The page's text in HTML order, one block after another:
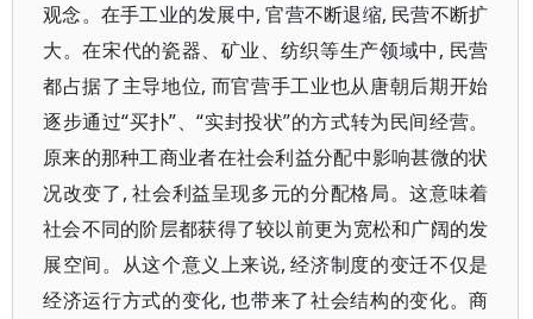
观念。在手工业的发展中, 官营不断退缩, 民营不断扩
大。在宋代的瓷器、矿业、纺织等生产领域中, 民营
都占据了主导地位, 而官营手工业也从唐朝后期开始
逐步通过“买扑”、“实封投状”的方式转为民间经营。
原来的那种工商业者在社会利益分配中影响甚微的状
况改变了, 社会利益呈现多元的分配格局。这意味着
社会不同的阶层都获得了较以前更为宽松和广阔的发
展空间。从这个意义上来说, 经济制度的变迁不仅是
经济运行方式的变化, 也带来了社会结构的变化。商